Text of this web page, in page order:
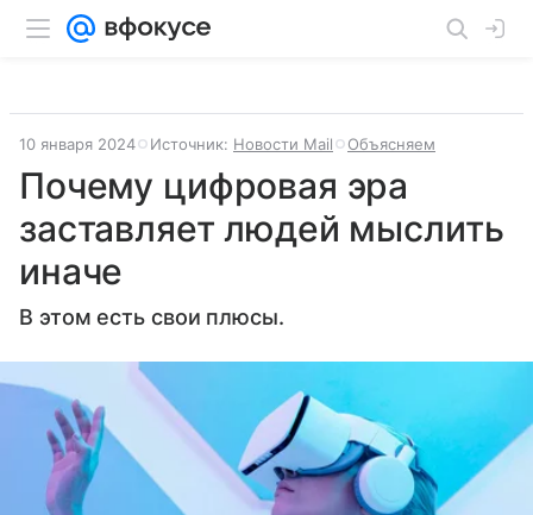
10 января 2024 Источник: Новости Mail Объясняем
Почему цифровая эра
заставляет людей мыслить
иначе
В этом есть свои плюсы.